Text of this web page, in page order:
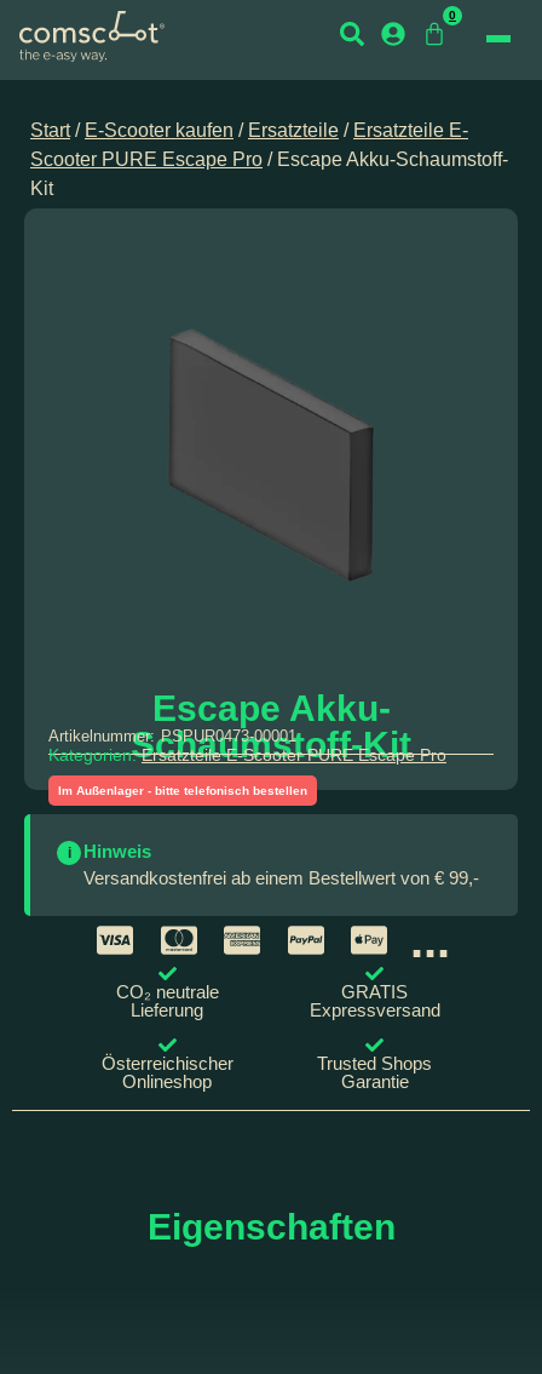
0
Start/ E-Scooter kaufen / Ersatzteile / Ersatzteile E-
Scooter PURE Escape Pro / Escape Akku-Schaumstoff-
Kit
Escape Akku-
Schaumstoff-Kit
Im Außenlager - bitte telefonisch bestellen
Artikelnummer: PSPUR0473-00001
Kategorien:Ersatzteile E-Scooter PURE Escape Pro
i
Hinweis
Versandkostenfrei ab einem Bestellwert von € 99,-
...
CO₂ neutrale
Lieferung
GRATIS
Expressversand
Österreichischer
Onlineshop
Trusted Shops
Garantie
Eigenschaften